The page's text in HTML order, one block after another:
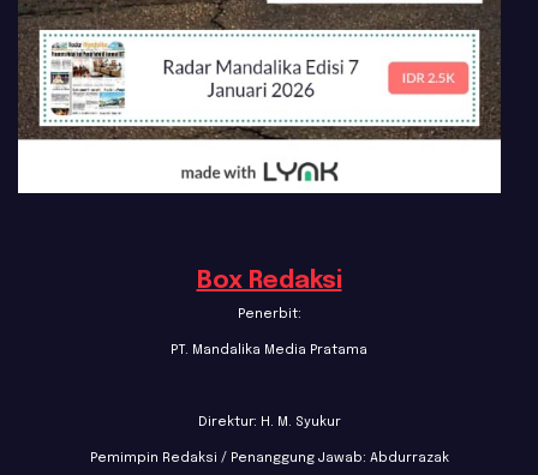
Box Redaksi
Penerbit:
PT. Mandalika Media Pratama
Direktur: H. M. Syukur
Pemimpin Redaksi / Penanggung Jawab: Abdurrazak